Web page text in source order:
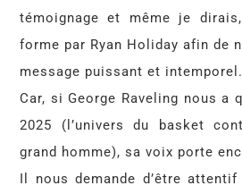
témoignage et même je
forme par Ryan Holiday afin de
message puissant et intemporel.
Car, si George Raveling nous a
2025 (l’univers du basket
grand homme), sa voix porte
Il nous demande d’être